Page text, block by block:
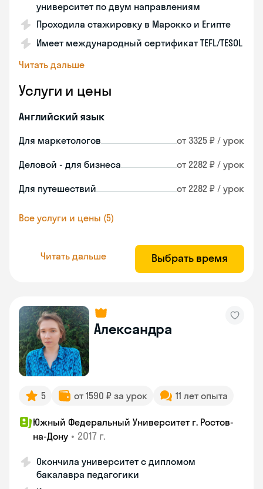
университет по двум направлениям
Проходила стажировку в Марокко и Египте
Имеет международный сертификат TEFL/TESOL
Читать дальше
Услуги и цены
Английский язык
Для маркетологов от 3325 ₽ / урок
Деловой - для бизнеса от 2282 ₽ / урок
Для путешествий от 2282 ₽ / урок
Все услуги и цены (5)
Читать дальше Выбрать время
Александра
5 от 1590 ₽ за урок 11 лет опыта
Южный Федеральный Университет г. Ростов-
на-Дону • 2017 г.
Окончила университет с дипломом
бакалавра педагогики